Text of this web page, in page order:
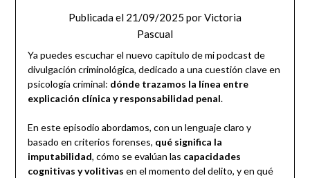
Publicada el 21/09/2025 porVictoria
Pascual
Ya puedes escuchar el nuevo capítulo de mi podcast de
divulgación criminológica, dedicado a una cuestión clave en
psicología criminal: dónde trazamos la línea entre
explicación clínica y responsabilidad penal.
En este episodio abordamos, con un lenguaje claro y
basado en criterios forenses, qué significa la
imputabilidad, cómo se evalúan las capacidades
cognitivas y volitivas en el momento del delito, y en qué